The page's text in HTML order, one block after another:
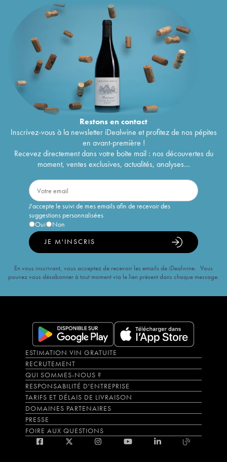
Restons encontact
Inscrivez-vous à la newsletter iDealwine et profitez de nos pépites
en avant-première !
Recevez directement dans votre boîte mail : nos découvertes du
moment, ventes exclusives, actualités, analyses...
J'accepte le suivi de mes emails afin de recevoir des
suggestions personnalisées
Oui
Non
JE M'INSCRIS
En vous inscrivant, vous acceptez de recevoir les emails de iDealwine. Vous
pouvez vous désabonner à tout moment via le lien présent dans chaque message.
ESTIMATION VIN GRATUITE
RECRUTEMENT
QUI SOMMES-NOUS ?
RESPONSABILITÉ D'ENTREPRISE
TARIFS ET DÉLAIS DE LIVRAISON
DOMAINES PARTENAIRES
PRESSE
FOIRE AUX QUESTIONS